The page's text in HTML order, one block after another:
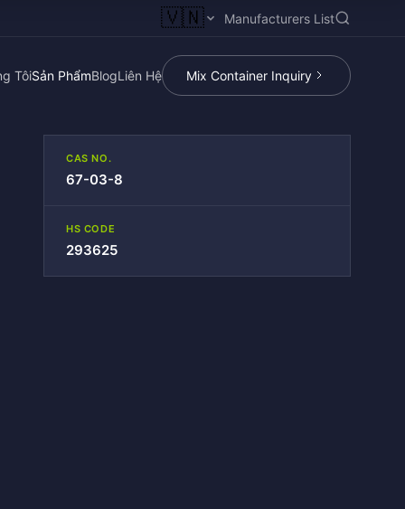
🇻🇳 Manufacturers List
TôiSản PhẩmBlogLiên Hệ Mix Container Inquiry
CAS NO.
67-03-8
HS CODE
293625